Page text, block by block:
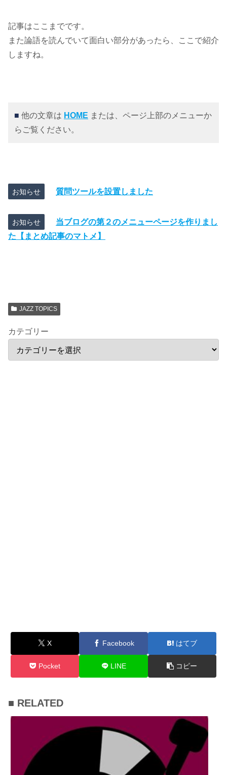
記事はここまでです。
また論語を読んでいて面白い部分があったら、ここで紹介
しますね。
■ 他の文章は HOME または、ページ上部のメニューか
らご覧ください。
お知らせ 質問ツールを設置しました
お知らせ
当ブログの第２のメニューページを作りまし
た【まとめ記事のマトメ】
JAZZ TOPICS
カテゴリー
X Facebook はてブ
Pocket LINE コピー
■ RELATED